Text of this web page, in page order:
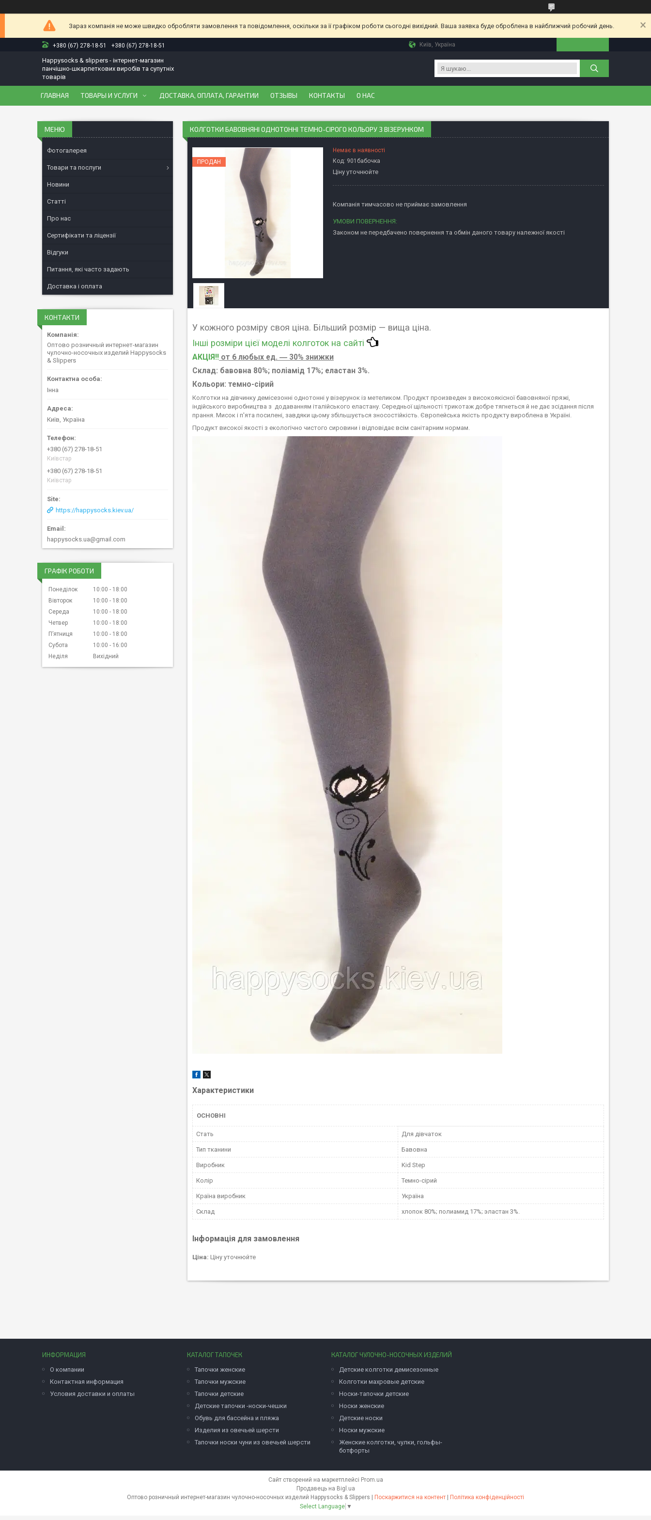
Зараз компанія не може швидко обробляти замовлення та повідомлення, оскільки за її графіком роботи сьогодні вихідний. Ваша заявка буде оброблена в найближчий робочий день.
+380 (67) 278-18-51 +380 (67) 278-18-51 Київ, Україна
Happysocks & slippers - інтернет-магазин
панчішно-шкарпеткових виробів та супутніх
товарів
ГЛАВНАЯ ТОВАРЫ И УСЛУГИ ДОСТАВКА, ОПЛАТА, ГАРАНТИИ ОТЗЫВЫ КОНТАКТЫ О НАС
КОЛГОТКИ БАВОВНЯНІ ОДНОТОННІ ТЕМНО-СІРОГО КОЛЬОРУ З ВІЗЕРУНКОМ
ПРОДАН
Немає в наявності
Код: 901бабочка
Ціну уточнюйте
Компанія тимчасово не приймає замовлення
Законом не передбачено повернення та обмін даного товару належної якості
У кожного розміру своя ціна. Більший розмір — вища ціна.
Інші розміри цієї моделі колготок на сайті
АКЦІЯ!! от 6 любых ед. ― 30% знижки
Склад: бавовна 80%; поліамід 17%; еластан 3%.
Кольори: темно-сірий
Колготки на дівчинку демісезонні однотонні у візерунок із метеликом. Продукт произведен з високоякісної бавовняної пряжі,
індійського виробництва з додаванням італійського еластану. Середньої щільності трикотаж добре тягнеться й не дає зсідання після
прання. Мисок і п'ята посилені, завдяки цьому збільшується зносостійкість. Європейська якість продукту вироблена в Україні.
Продукт високої якості з екологічно чистого сировини і відповідає всім санітарним нормам.
Характеристики
ОСНОВНІ
Стать Для дівчаток
Тип тканини Бавовна
Виробник Kid Step
Колір Темно-сірий
Країна виробник Україна
Склад хлопок 80%; полиамид 17%; эластан 3%.
Інформація для замовлення
Ціна: Ціну уточнюйте
Фотогалерея
Товари та послуги
Новини
Статті
Про нас
Сертифікати та ліцензії
Відгуки
Питання, які часто задають
Доставка і оплата
КОНТАКТИ
Оптово розничный интернет-магазин
чулочно-носочных изделий Happysocks
& Slippers
Інна
Київ, Україна
+380 (67) 278-18-51
Київстар
+380 (67) 278-18-51
Київстар
https://happysocks.kiev.ua/
happysocks.ua@gmail.com
ГРАФІК РОБОТИ
Понеділок 10:00
18:00
Вівторок
10:00
18:00
Середа
10:00
18:00
Четвер
10:00
18:00
Пʼятниця
10:00
18:00
Субота
10:00
16:00
Неділя
Вихідний
ИНФОРМАЦИЯ
О компании
Контактная информация
Условия доставки и оплаты
КАТАЛОГ ТАПОЧЕК
Тапочки женские
Тапочки мужские
Тапочки детские
Детские тапочки -носки-чешки
Обувь для бассейна и пляжа
Изделия из овечьей шерсти
Тапочки носки чуни из овечьей шерсти
КАТАЛОГ ЧУЛОЧНО-НОСОЧНЫХ ИЗДЕЛИЙ
Детские колготки демисезонные
Колготки махровые детские
Носки-тапочки детские
Носки женские
Детские носки
Носки мужские
Женские колготки, чулки, гольфы-
ботфорты
Сайт створений на маркетплейсі Prom.ua
Продавець на Bigl.ua
Поскаржитися на контент
Політика конфіденційності
Select Language ▼